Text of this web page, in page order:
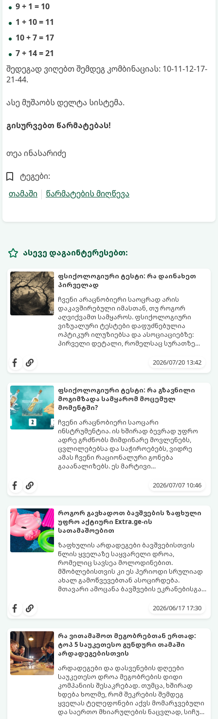
9 + 1 = 10
1 + 10 = 11
10 + 7 = 17
7 + 14 = 21
შედეგად ვიღებთ შემდეგ კომბინაციას: 10-11-12-17-
21-44.
ასე მუშაობს დელტა სისტემა.
გისურვებთ წარმატებას!
თეა ინასარიძე
ტეგები:
თამაში
წარმატების მიღწევა
ასევე დაგაინტერესებთ:
ფსიქოლოგიური ტესტი: რა დაინახეთ
პირველად
ჩვენი არაცნობიერი საოცრად არის
დაკავშირებული იმასთან, თუ როგორ
აღვიქვამთ სამყაროს. ფსიქოლოგიური
ვიზუალური ტესტები დაფუძნებულია
ოპტიკურ ილუზიებსა და ასოციაციებზე:
პირველი დეტალი, რომელსაც სურათზე
პიროვნების ფარულ მხარეებზე,2026/07/20 13:42
ფსიქოლოგიური ტესტი: რა გზავნილი
მოგიმზადა სამყარომ მოცემულ
მომენტში?
ჩვენი არაცნობიერი საოცარი
ინსტრუმენტია. ის ხშირად ბევრად უფრო
ადრე გრძნობს მიმდინარე მოვლენებს,
ცვლილებებსა და საჭიროებებს, ვიდრე
ამას ჩვენი რაციონალური გონება
გააანალიზებს. ეს მარტივი
ასოციაციურ აღქმაზეა დაფუძნებული,
თქვენთვის ცხოვრების ამ ეტაპზე.
აირჩიეთ სამი წერილიდან ის ერთი,
2026/07/07 10:46
როგორ გავხადოთ ბავშვების ზაფხული
უფრო აქტიური Extra.ge-ის
სათამაშოებით
ზაფხულის არდადეგები ბავშვებისთვის
წლის ყველაზე საყვარელი დროა,
რომელიც სავსეა მოლოდინებით.
მშობლებისთვის კი ეს პერიოდი სრულიად
ახალ გამოწვევებთან ასოცირდება.
მთავარი ამოცანა ბავშვების ეკრანებისგან
მიმართვაა. მნიშვნელოვანია მათთვის
ჯანსაღი რუტინა დასვენების დღეებშიც
აუცილებელია.
მარკეტფლეისი საქართველოში,
დაგეხმარებათ. აქ ყველა ასაკისა და
ინტერესის მქონე ბავშვისთვის მოიძებნება
იდეალური გასართობი საშუალება.
2026/06/17 17:30
რა ვითამაშოთ მეგობრებთან ერთად:
ტოპ 5 საუკეთესო გუნდური თამაში
არდადეგებისთვის
არდადეგები და დასვენების დღეები
საუკეთესო დროა მეგობრების დიდი
კომპანიის შესაკრებად. თუმცა, ხშირად
ხდება ხოლმე, რომ შეკრების შემდეგ
ყველას ტელეფონები აქვს მომარჯვებული
და საერთო მხიარულების ნაცვლად, სიჩუმე